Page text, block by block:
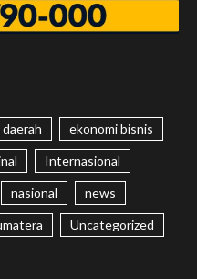
daerah ekonomi bisnis
Internasional
nasional news
Uncategorized